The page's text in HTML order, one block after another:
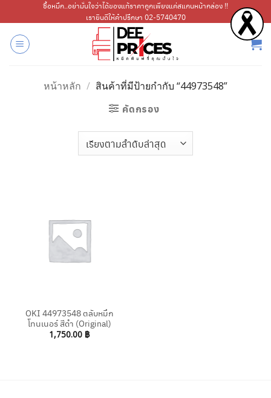
ไป
เนื้อหา
ซื้อหมึก..อย่ามั่นใจว่าได้ของแท้ราคาถูกเพียงแค่สแกนหน้ากล่อง !!
เรายินดีให้คำปรึกษา 02-5740470
หน้าหลัก / สินค้าที่มีป้ายกำกับ “44973548”
คัดกรอง
OKI 44973548 ตลับหมึก
โทนเนอร์ สีดำ (Original)
1,750.00 ฿